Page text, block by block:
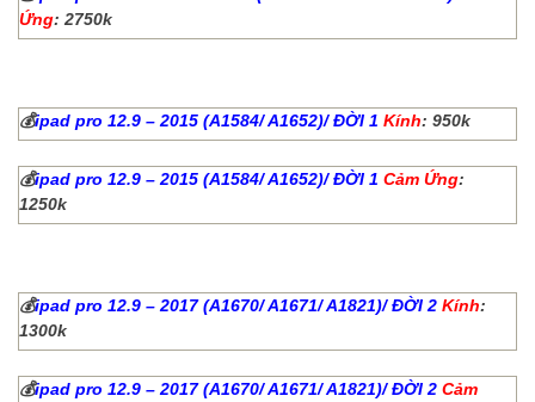
Ứng: 2750k
💰ipad pro 12.9 – 2015 (A1584/ A1652)/ ĐỜI 1 Kính: 950k
💰ipad pro 12.9 – 2015 (A1584/ A1652)/ ĐỜI 1 Cảm Ứng:
1250k
💰ipad pro 12.9 – 2017 (A1670/ A1671/ A1821)/ ĐỜI 2 Kính:
1300k
💰ipad pro 12.9 – 2017 (A1670/ A1671/ A1821)/ ĐỜI 2 Cảm